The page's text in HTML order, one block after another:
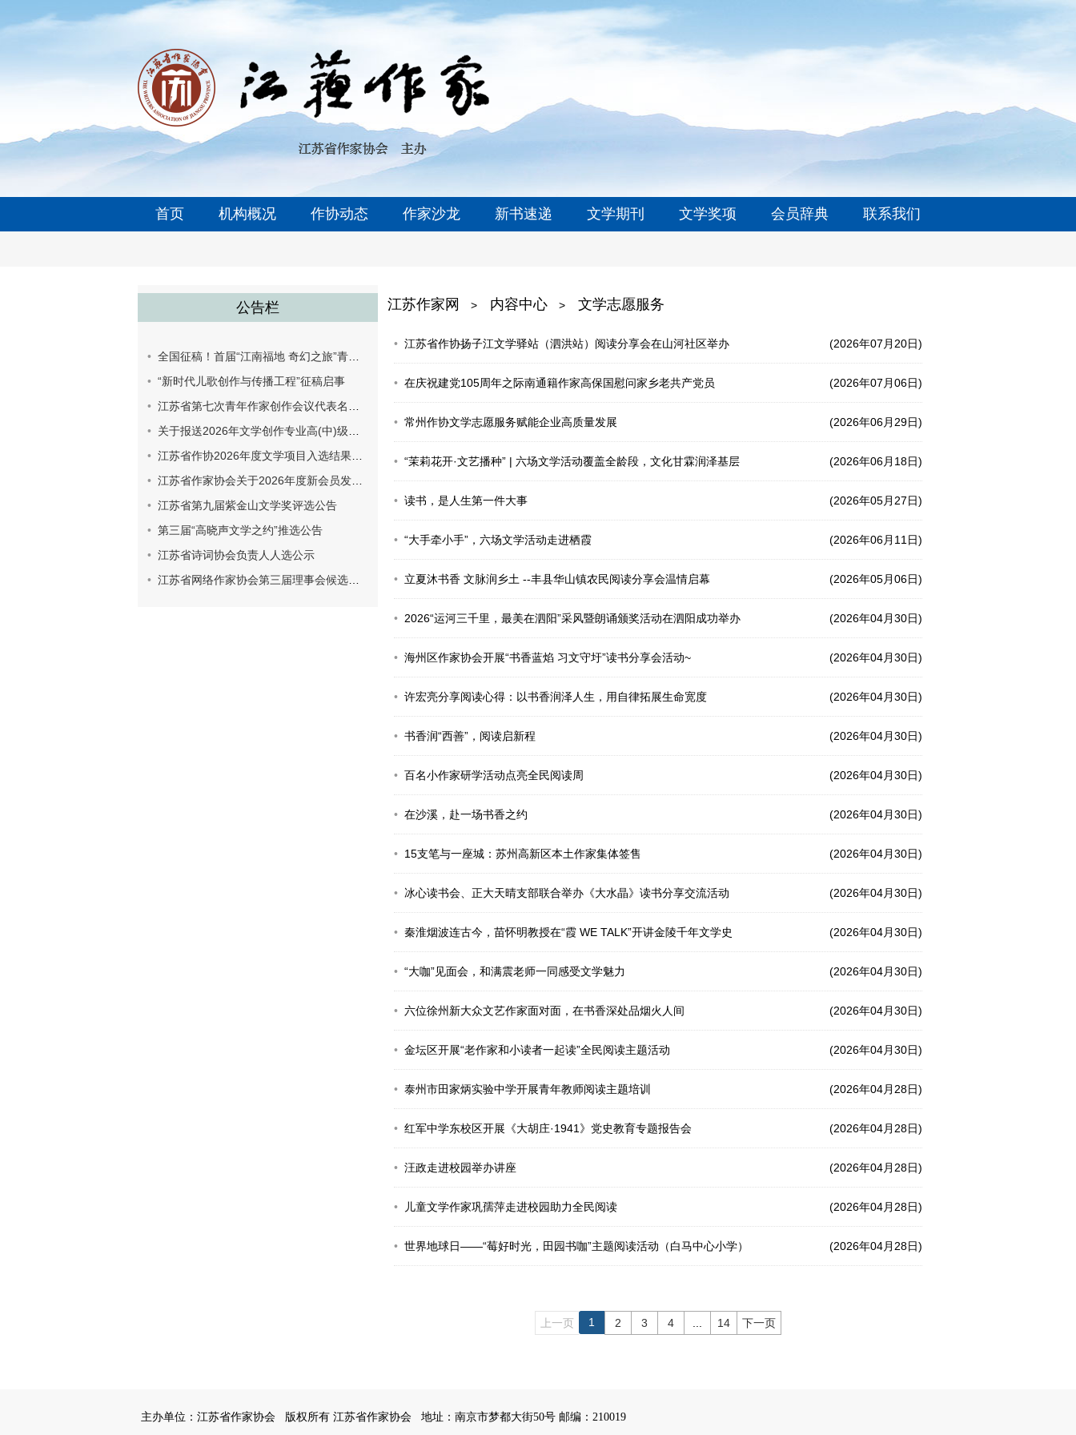
首页 机构概况 作协动态 作家沙龙 新书速递 文学期刊 文学奖项 会员辞典 联系我们
公告栏
全国征稿！首届“江南福地 奇幻之旅”青少年童话创作大赛开始了
“新时代儿歌创作与传播工程”征稿启事
江苏省第七次青年作家创作会议代表名册和登记表
关于报送2026年文学创作专业高(中)级专业技术资格评审材料的通知
江苏省作协2026年度文学项目入选结果公示
江苏省作家协会关于2026年度新会员发展工作的通知
江苏省第九届紫金山文学奖评选公告
第三届“高晓声文学之约”推选公告
江苏省诗词协会负责人人选公示
江苏省网络作家协会第三届理事会候选人建议人选名单公示
江苏作家网 > 内容中心 > 文学志愿服务
(2026年07月20日)
江苏省作协扬子江文学驿站（泗洪站）阅读分享会在山河社区举办
(2026年07月06日)
在庆祝建党105周年之际南通籍作家高保国慰问家乡老共产党员
(2026年06月29日)
常州作协文学志愿服务赋能企业高质量发展
(2026年06月18日)
“茉莉花开·文艺播种” | 六场文学活动覆盖全龄段，文化甘霖润泽基层
(2026年05月27日)
读书，是人生第一件大事
(2026年06月11日)
“大手牵小手”，六场文学活动走进栖霞
(2026年05月06日)
立夏沐书香 文脉润乡土 --丰县华山镇农民阅读分享会温情启幕
(2026年04月30日)
2026“运河三千里，最美在泗阳”采风暨朗诵颁奖活动在泗阳成功举办
(2026年04月30日)
海州区作家协会开展“书香蓝焰 习文守圩”读书分享会活动~
(2026年04月30日)
许宏亮分享阅读心得：以书香润泽人生，用自律拓展生命宽度
(2026年04月30日)
书香润“西善”，阅读启新程
(2026年04月30日)
百名小作家研学活动点亮全民阅读周
(2026年04月30日)
在沙溪，赴一场书香之约
(2026年04月30日)
15支笔与一座城：苏州高新区本土作家集体签售
(2026年04月30日)
冰心读书会、正大天晴支部联合举办《大水晶》读书分享交流活动
(2026年04月30日)
秦淮烟波连古今，苗怀明教授在“霞 WE TALK”开讲金陵千年文学史
(2026年04月30日)
“大咖”见面会，和满震老师一同感受文学魅力
(2026年04月30日)
六位徐州新大众文艺作家面对面，在书香深处品烟火人间
(2026年04月30日)
金坛区开展“老作家和小读者一起读”全民阅读主题活动
(2026年04月28日)
泰州市田家炳实验中学开展青年教师阅读主题培训
(2026年04月28日)
红军中学东校区开展《大胡庄·1941》党史教育专题报告会
(2026年04月28日)
汪政走进校园举办讲座
(2026年04月28日)
儿童文学作家巩孺萍走进校园助力全民阅读
(2026年04月28日)
世界地球日——“莓好时光，田园书咖”主题阅读活动（白马中心小学）
上一页 1 2 3 4 14 下一页
主办单位：江苏省作家协会 版权所有 江苏省作家协会 地址：南京市梦都大街50号 邮编：210019